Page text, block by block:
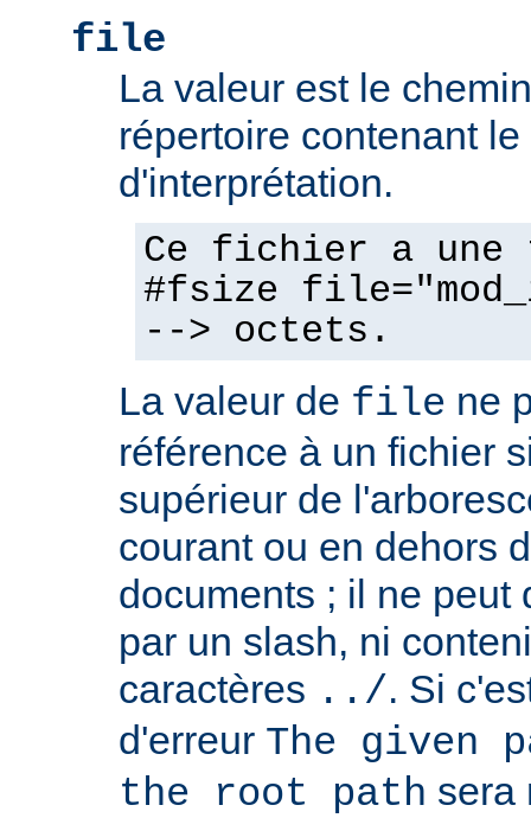
file
La valeur est le
répertoire contenant
d'interprétation.
Ce fichier a
#fsize
--> octets.
La valeur de file ne
référence à un fichier
supérieur de
courant ou en dehors
documents ; il ne peut
par un slash, ni
caractères ../. Si
d'erreur The given
the root path sera